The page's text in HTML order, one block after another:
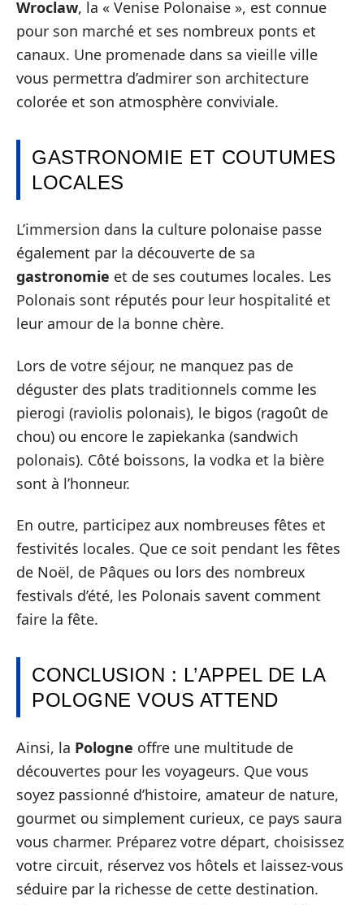
Wroclaw, la « Venise Polonaise », est connue
pour son marché et ses nombreux ponts et
canaux. Une promenade dans sa vieille ville
vous permettra d’admirer son architecture
colorée et son atmosphère conviviale.
GASTRONOMIE ET COUTUMES
LOCALES
L’immersion dans la culture polonaise passe
également par la découverte de sa
gastronomie et de ses coutumes locales. Les
Polonais sont réputés pour leur hospitalité et
leur amour de la bonne chère.
Lors de votre séjour, ne manquez pas de
déguster des plats traditionnels comme les
pierogi (raviolis polonais), le bigos (ragoût de
chou) ou encore le zapiekanka (sandwich
polonais). Côté boissons, la vodka et la bière
sont à l’honneur.
En outre, participez aux nombreuses fêtes et
festivités locales. Que ce soit pendant les fêtes
de Noël, de Pâques ou lors des nombreux
festivals d’été, les Polonais savent comment
faire la fête.
CONCLUSION : L’APPEL DE LA
POLOGNE VOUS ATTEND
Ainsi, la Pologne offre une multitude de
découvertes pour les voyageurs. Que vous
soyez passionné d’histoire, amateur de nature,
gourmet ou simplement curieux, ce pays saura
vous charmer. Préparez votre départ, choisissez
votre circuit, réservez vos hôtels et laissez-vous
séduire par la richesse de cette destination.